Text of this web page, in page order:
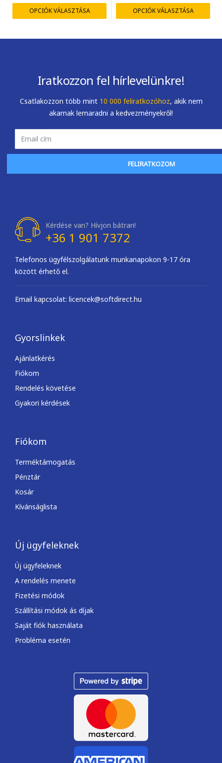
OPCIÓK VÁLASZTÁSA OPCIÓK VÁLASZTÁSA
Iratkozzon fel hírlevelünkre!
Csatlakozzon több mint 10 000 feliratkozóhoz, akik nem
akarnak lemaradni a kedvezményekről!
FELIRATKOZOM
Kérdése van? Hívjon bátran!
+36 1 901 7372
Telefonos ügyfélszolgálatunk munkanapokon 9-17 óra
között érhető el.
Email kapcsolat: licencek@softdirect.hu
Gyorslinkek
Ajánlatkérés
Fiókom
Rendelés követése
Gyakori kérdések
Fiókom
Terméktámogatás
Pénztár
Kosár
Kívánságlista
Új ügyfeleknek
Új ügyfeleknek
A rendelés menete
Fizetési módok
Szállítási módok ás díjak
Saját fiók használata
Probléma esetén